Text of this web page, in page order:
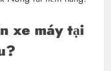
xe máy tại